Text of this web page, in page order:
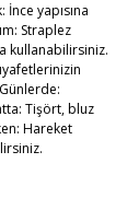
yapısına
Straplez
kullanabilirsiniz.
Tişört, bluz
Hareket